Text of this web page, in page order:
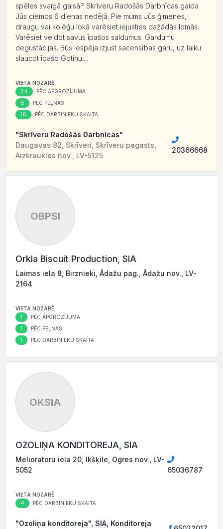
spēles svaigā gaisā? Skrīveru Radošās Darbnīcas gaida
Jūs ciemos 6 dienas nedēļā. Pie mums Jūs ģimenes,
draugu vai kolēģu lokā varēsiet iejusties dažādās lomās.
Varēsiet veidot savus īpašos saldumus. Gardumu
degustācijas. Būs iespēja izjust sacensības garu, uz laiku
slaucot īpašo Gotiņu....
VIETA NOZARĒ
24 PĒC APGROZĪJUMA
8 PĒC PEĻŅAS
18 PĒC DARBINIEKU SKAITA
"Skrīveru Radošās Darbnīcas"
Daugavas 82, Skrīveri, Skrīveru pagasts,
Aizkraukles nov., LV-5125
20366668
OBPSI
Orkla Biscuit Production, SIA
Laimas iela 8, Birznieki, Ādažu pag., Ādažu nov., LV-
2164
VIETA NOZARĒ
1 PĒC APGROZĪJUMA
1 PĒC PEĻŅAS
1 PĒC DARBINIEKU SKAITA
OKSIA
OZOLIŅA KONDITOREJA, SIA
Melioratoru iela 20, Ikšķile, Ogres nov., LV-
5052
65036787
VIETA NOZARĒ
4 PĒC DARBINIEKU SKAITA
"Ozoliņa konditoreja", SIA, Konditoreja